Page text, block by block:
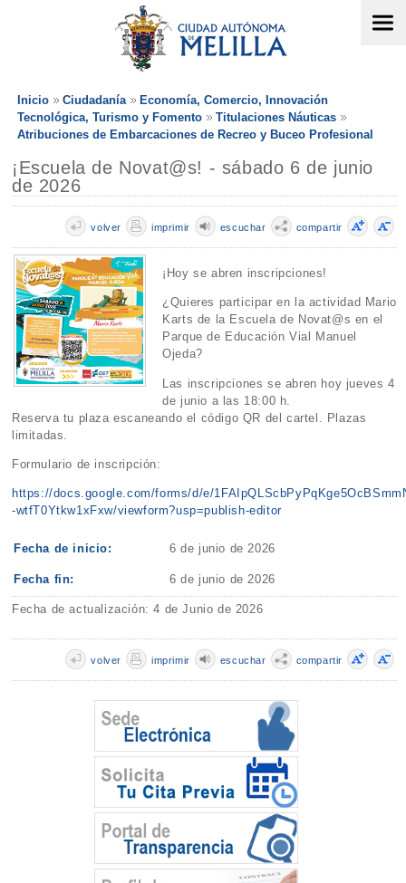
Inicio Ciudadanía
Economía, Comercio, Innovación
Tecnológica, Turismo y Fomento
Titulaciones Náuticas
Atribuciones de Embarcaciones de Recreo y Buceo Profesional
¡Escuela de Novat@s! - sábado 6 de junio
de 2026
compartir
escuchar
imprimir
volver
¡Hoy se abren inscripciones!
¿Quieres participar en la actividad Mario
Karts de la Escuela de Novat@s en el
Parque de Educación Vial Manuel
Ojeda?
Las inscripciones se abren hoy jueves 4
de junio a las 18:00 h.
Reserva tu plaza escaneando el código QR del cartel. Plazas
limitadas.
Formulario de inscripción:
https://docs.google.com/forms/d/e/
-wtfT0Ytkw1xFxw/viewform?usp=publish-editor
Fecha de inicio: 6 de junio de 2026
Fecha fin: 6 de junio de 2026
Fecha de actualización: 4 de Junio de 2026
compartir
escuchar
imprimir
volver